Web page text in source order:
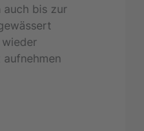
auch bis zur